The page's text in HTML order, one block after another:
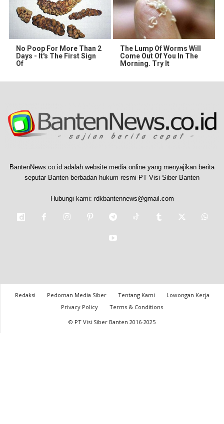
No Poop For More Than 2
Days - It's The First Sign
Of
The Lump Of Worms Will
Come Out Of You In The
Morning. Try It
BantenNews.co.id adalah website media online yang menyajikan berita
seputar Banten berbadan hukum resmi PT Visi Siber Banten
Hubungi kami: rdkbantennews@gmail.com
Redaksi Pedoman Media Siber Tentang Kami
Lowongan Kerja
Privacy Policy
Terms & Conditions
© PT Visi Siber Banten 2016-2025